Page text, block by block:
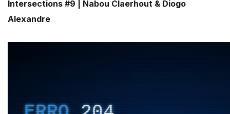
Intersections #9 | Nabou Claerhout & Diogo
Alexandre